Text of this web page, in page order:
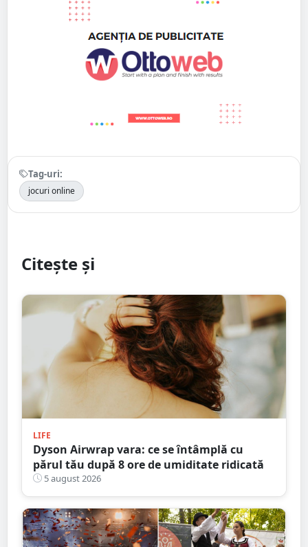
Tag-uri:
jocuri online
Citește și
LIFE
Dyson Airwrap vara: ce se întâmplă cu
părul tău după 8 ore de umiditate ridicată
5 august 2026